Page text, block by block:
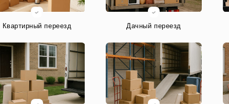
Квартирный переезд Дачный переезд